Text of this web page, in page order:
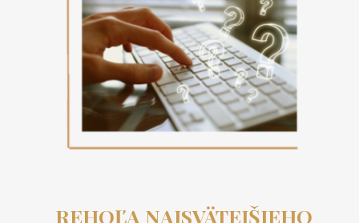
REHOĽA NAJSVÄTEJŠIEHO